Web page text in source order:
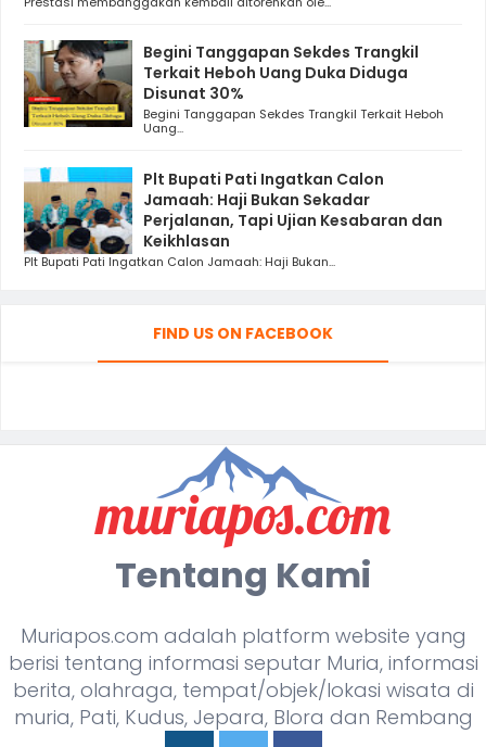
Begini Tanggapan Sekdes Trangkil
Terkait Heboh Uang Duka Diduga
Disunat 30%
Begini Tanggapan Sekdes Trangkil Terkait Heboh
Uang...
Plt Bupati Pati Ingatkan Calon
Jamaah: Haji Bukan Sekadar
Perjalanan, Tapi Ujian Kesabaran dan
Keikhlasan
Plt Bupati Pati Ingatkan Calon Jamaah: Haji Bukan...
FIND US ON FACEBOOK
Tentang Kami
Muriapos.com adalah platform website yang
berisi tentang informasi seputar Muria, informasi
berita, olahraga, tempat/objek/lokasi wisata di
muria, Pati, Kudus, Jepara, Blora dan Rembang